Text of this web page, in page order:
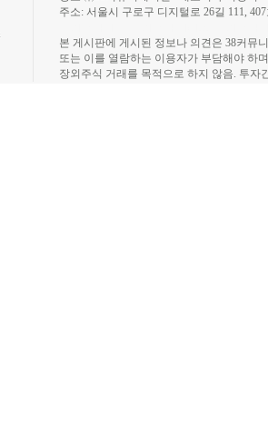
주소: 서울시 구로구 디지털로 26길 111,
본 게시판에 게시된 정보나 의견은 38커뮤
또는 이를 열람하는 이용자가 부담해야 하
장외주식 거래를 목적으로 하지 않음. 투